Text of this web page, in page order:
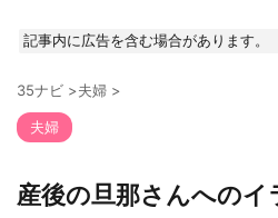
記事内に広告を含む場合があります。
35ナビ >夫婦 >
夫婦
産後の旦那さんへの